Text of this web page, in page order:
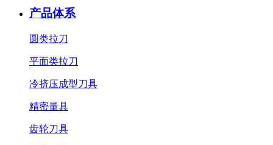
产品体系
圆类拉刀
平面类拉刀
冷挤压成型刀具
精密量具
齿轮刀具